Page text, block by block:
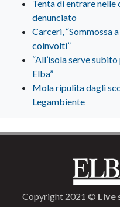
Tenta di entrare nelle
denunciato
Carceri, “Sommossa
coinvolti”
“All’isola serve
Elba”
Mola ripulita dagli
Legambiente
Copyright 2021 © Live